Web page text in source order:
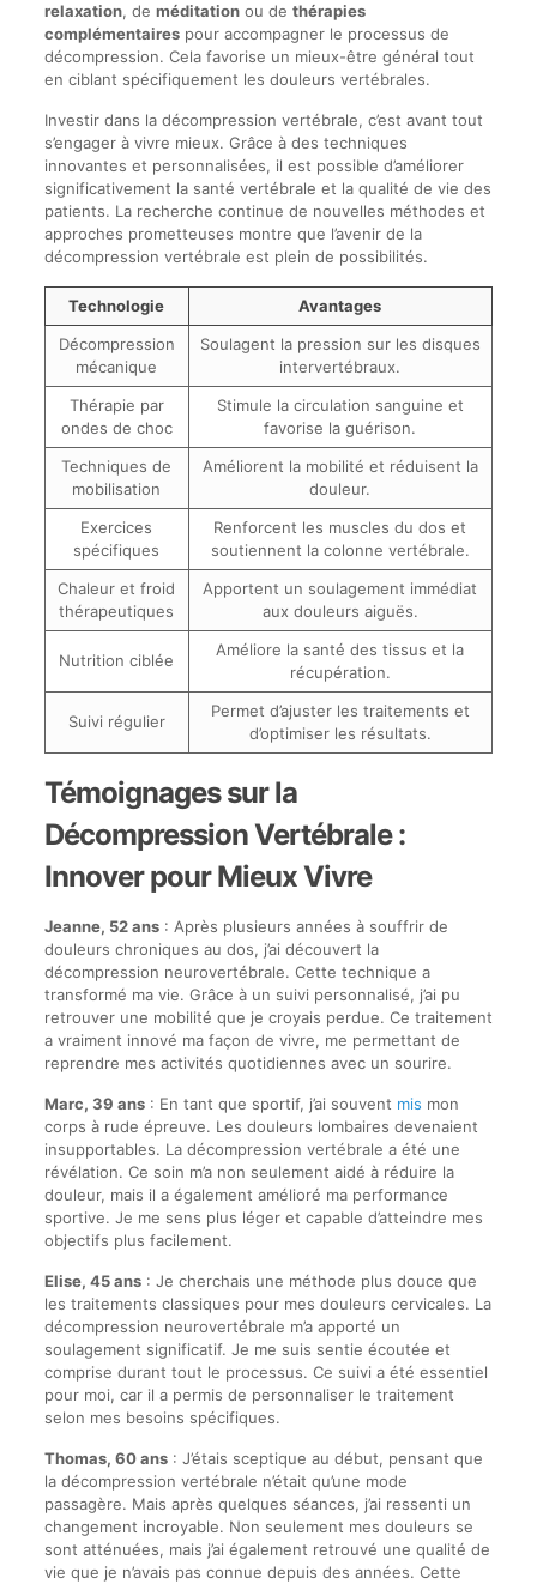
relaxation, de méditationou de thérapies
complémentairespour accompagner le processus de
décompression. Cela favorise un mieux-être général tout
en ciblant spécifiquement les douleurs vertébrales.
Investir dans la décompression vertébrale, c’est avant tout
s’engager à vivre mieux. Grâce à des techniques
innovantes et personnalisées, il est possible d’améliorer
significativement la santé vertébrale et la qualité de vie des
patients. La recherche continue de nouvelles méthodes et
approches prometteuses montre que l’avenir de la
décompression vertébrale est plein de possibilités.
Technologie
Avantages
Décompression
mécanique
Soulagent la pression sur les disques
intervertébraux.
Thérapie par
ondes de choc
Stimule la circulation sanguine et
favorise la guérison.
Techniques de
mobilisation
Améliorent la mobilité et réduisent la
douleur.
Exercices
spécifiques
Renforcent les muscles du dos et
soutiennent la colonne vertébrale.
Chaleur et froid
thérapeutiques
Apportent un soulagement immédiat
aux douleurs aiguës.
Nutrition ciblée
Améliore la santé des tissus et la
récupération.
Suivi régulier
Permet d’ajuster les traitements et
d’optimiser les résultats.
Témoignages sur la
Décompression Vertébrale :
Innover pour Mieux Vivre
Jeanne, 52 ans: Après plusieurs années à souffrir de
douleurs chroniques au dos, j’ai découvert la
décompression neurovertébrale. Cette technique a
transformé ma vie. Grâce à un suivi personnalisé, j’ai pu
retrouver une mobilité que je croyais perdue. Ce traitement
a vraiment innové ma façon de vivre, me permettant de
reprendre mes activités quotidiennes avec un sourire.
Marc, 39 ans: En tant que sportif, j’ai souvent mis mon
corps à rude épreuve. Les douleurs lombaires devenaient
insupportables. La décompression vertébrale a été une
révélation. Ce soin m’a non seulement aidé à réduire la
douleur, mais il a également amélioré ma performance
sportive. Je me sens plus léger et capable d’atteindre mes
objectifs plus facilement.
Elise, 45 ans: Je cherchais une méthode plus douce que
les traitements classiques pour mes douleurs cervicales. La
décompression neurovertébrale m’a apporté un
soulagement significatif. Je me suis sentie écoutée et
comprise durant tout le processus. Ce suivi a été essentiel
pour moi, car il a permis de personnaliser le traitement
selon mes besoins spécifiques.
Thomas, 60 ans: J’étais sceptique au début, pensant que
la décompression vertébrale n’était qu’une mode
passagère. Mais après quelques séances, j’ai ressenti un
changement incroyable. Non seulement mes douleurs se
sont atténuées, mais j’ai également retrouvé une qualité de
vie que je n’avais pas connue depuis des années. Cette